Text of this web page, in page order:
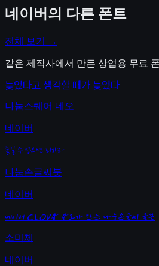
네이버 의 다른 폰트
전체 보기 →
같은 제작사에서 만든 상업용 무료
늦었다고 생각할 때가 늦었다
나눔스퀘어 네오
네이버
즐길 수 없으면 피하라
나눔손글씨붓
네이버
네이버 CLOVA AI가 만든 나눔손글씨 글꼴
소미체
네이버